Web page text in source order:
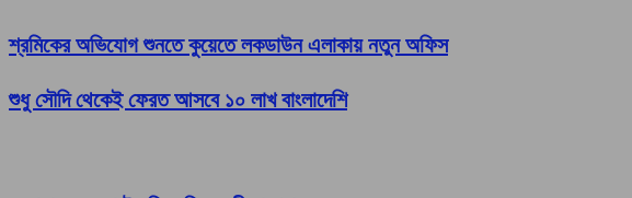
শ্রমিকের অভিযোগ শুনতে কুয়েতে লকডাউন এলাকায় নতুন অফিস
শুধু সৌদি থেকেই ফেরত আসবে ১০ লাখ বাংলাদেশি